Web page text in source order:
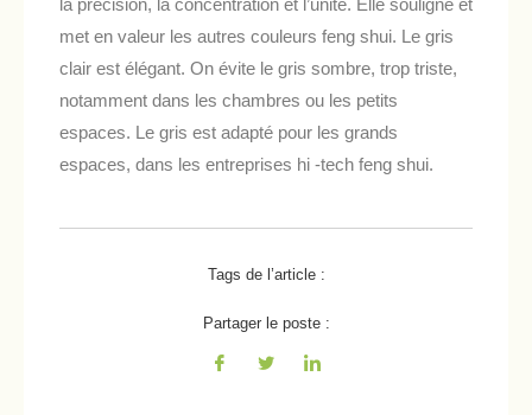
la précision, la concentration et l’unité. Elle souligne et
met en valeur les autres couleurs feng shui. Le gris
clair est élégant. On évite le gris sombre, trop triste,
notamment dans les chambres ou les petits
espaces. Le gris est adapté pour les grands
espaces, dans les entreprises hi -tech feng shui.
Tags de l’article :
Partager le poste :